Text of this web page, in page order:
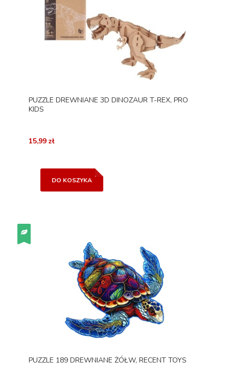
PUZZLE DREWNIANE 3D DINOZAUR T-REX, PRO
KIDS
15,99 zł
DO KOSZYKA
PUZZLE 189 DREWNIANE ŻÓŁW, RECENT TOYS